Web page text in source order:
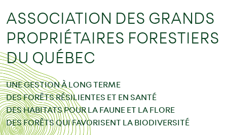
ASSOCIATION DES GRANDS
PROPRIÉTAIRES FORESTIERS
DU QUÉBEC
UNE GESTION À LONG TERME
DES FORÊTS RÉSILIENTES ET EN SANTÉ
DES HABITATS POUR LA FAUNE ET LA FLORE
DES FORÊTS QUI FAVORISENT LA BIODIVERSITÉ